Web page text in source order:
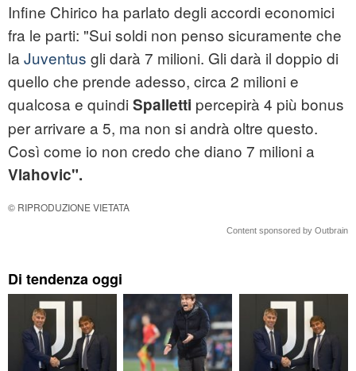
Infine Chirico ha parlato degli accordi economici
fra le parti: "Sui soldi non penso sicuramente che
la Juventus gli darà 7 milioni. Gli darà il doppio di
quello che prende adesso, circa 2 milioni e
qualcosa e quindi Spalletti percepirà 4 più bonus
per arrivare a 5, ma non si andrà oltre questo.
Così come io non credo che diano 7 milioni a
Vlahovic".
© RIPRODUZIONE VIETATA
Content sponsored by Outbrain
Di tendenza oggi